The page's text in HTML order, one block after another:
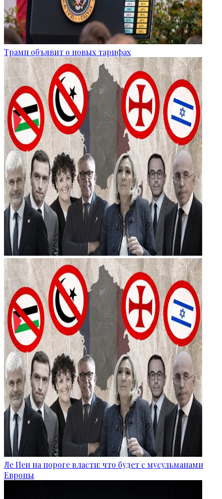
Трамп объявит о новых тарифах
Ле Пен на пороге власти: что будет с мусульманами
Европы